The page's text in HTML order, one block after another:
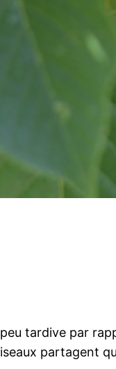
tardive par
partagent